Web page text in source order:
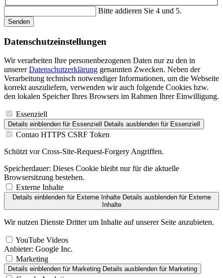
Bitte addieren Sie 4 und 5.
Senden
Datenschutz­einstellungen
Wir verarbeiten Ihre personenbezogenen Daten nur zu den in
unsererDatenschutzerklärung genannten Zwecken. Neben der
Verarbeitung technisch notwendiger Informationen, um die Webseite
korrekt auszuliefern, verwenden wir auch folgende Cookies bzw.
den lokalen Speicher Ihres Browsers im Rahmen Ihrer Einwilligung.
Essenziell
Details einblenden für Essenziell Details ausblenden für Essenziell
Contao HTTPS CSRF Token
Schützt vor Cross-Site-Request-Forgery Angriffen.
Speicherdauer: Dieses Cookie bleibt nur für die aktuelle
Browsersitzung bestehen.
Externe Inhalte
Details einblendenfür Externe Inhalte Details ausblendenfür Externe
Inhalte
Wir nutzen Dienste Dritter um Inhalte auf unserer Seite anzubieten.
YouTube Videos
Anbieter: Google Inc.
Marketing
Details einblenden für Marketing Details ausblenden für Marketing